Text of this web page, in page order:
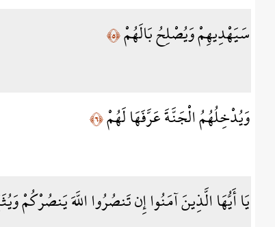
سَيَهْدِيهِمْ وَيُصْلِحُ بَالَهُمْ﴿٥﴾
وَيُدْخِلُهُمُ الْجَنَّةَ عَرَّفَهَا لَهُمْ﴿٦﴾
يَا أَيُّهَا الَّذِينَ آمَنُوا إِن تَنصُرُوا اللَّهَ يَنصُرْكُمْ